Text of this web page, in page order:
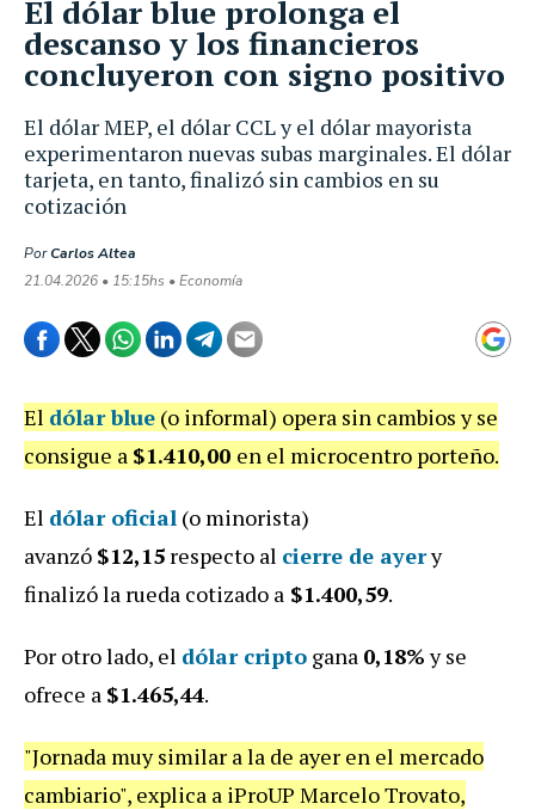
El dólar MEP, el dólar CCL y el dólar mayorista
experimentaron nuevas subas marginales. El dólar
tarjeta, en tanto, finalizó sin cambios en su
cotización
PorCarlos Altea
21.04.2026 • 15:15hs • Economía
El dólar blue prolonga el
descanso y los financieros
concluyeron con signo positivo
El dólar blue (o informal) opera sin cambios y se
consigue a $1.410,00 en el microcentro porteño.
El dólar oficial (o minorista)
avanzó $12,15 respecto al cierre de ayery
finalizó la rueda cotizado a $1.400,59.
Por otro lado, el dólar cripto gana 0,18% y se
ofrece a $1.465,44.
"Jornada muy similar a la de ayer en el mercado
cambiario", explica a iProUP Marcelo Trovato,